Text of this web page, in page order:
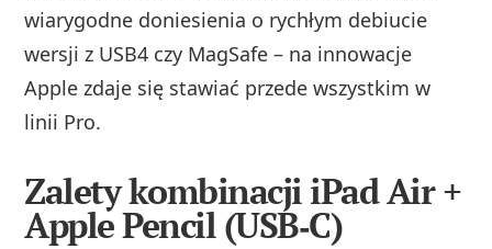
wiarygodne doniesienia o rychłym debiucie
wersji z USB4 czy MagSafe – na innowacje
Apple zdaje się stawiać przede wszystkim w
linii Pro.
Zalety kombinacji iPad Air +
Apple Pencil (USB‑C)